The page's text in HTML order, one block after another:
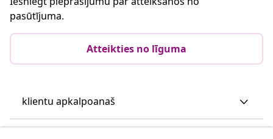
pasūtījuma.
Atteikties no līguma
klientu apkalpoanaš